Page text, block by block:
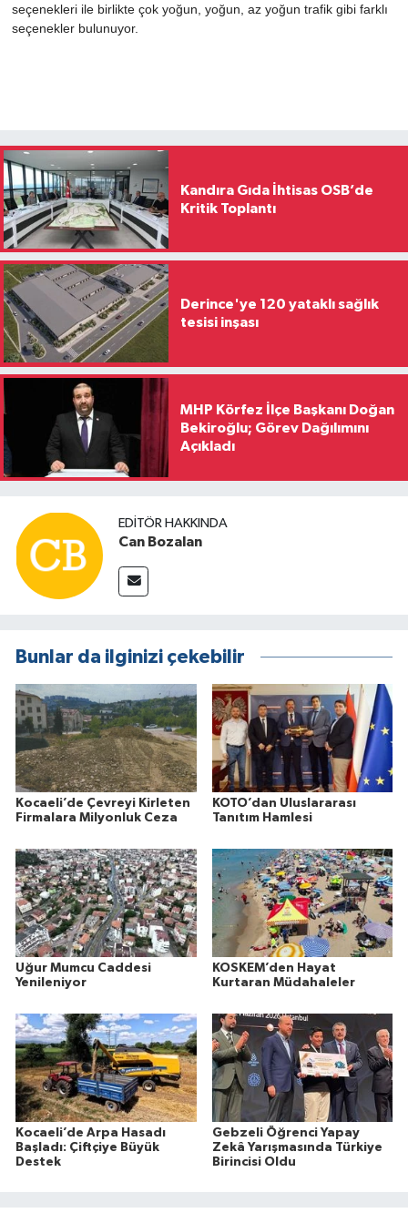
seçenekleri ile birlikte çok yoğun, yoğun, az yoğun trafik gibi farklı
seçenekler bulunuyor.
Kandıra Gıda İhtisas OSB’de
Kritik Toplantı
Derince'ye 120 yataklı sağlık
tesisi inşası
MHP Körfez İlçe Başkanı Doğan
Bekiroğlu; Görev Dağılımını
Açıkladı
EDITÖR HAKKINDA
Can Bozalan
Bunlar da ilginizi çekebilir
Kocaeli’de Çevreyi Kirleten
Firmalara Milyonluk Ceza
KOTO’dan Uluslararası
Tanıtım Hamlesi
Uğur Mumcu Caddesi
Yenileniyor
KOSKEM’den Hayat
Kurtaran Müdahaleler
Kocaeli’de Arpa Hasadı
Başladı: Çiftçiye Büyük
Destek
Gebzeli Öğrenci Yapay
Zekâ Yarışmasında Türkiye
Birincisi Oldu